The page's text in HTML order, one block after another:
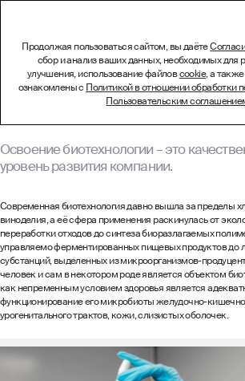
Лаборатория
биоинжиниринга
Освоение биотехнологии – это
уровень развития компании.
Современная биотехнология давно вышла за пределы
виноделия, а её сфера применения раскинулась от
переработки отходов до синтеза биоразлагаемых
управляемо ферментированных пищевых продуктов до
субстанций, выделенных из микроорганизмов-
человек и сам в некотором роде является объектом
как непременным условием здоровья является
функционирование его микробиоты желудочно-
урогенитального трактов, кожи, слизистых оболочек.
Продолжая пользоваться сайтом, вы даёте
сбор и анализ ваших данных, необходимых для
улучшения, использование файловcookie, а
ознакомлены с Политикой в отношении обработки
Пользовательским